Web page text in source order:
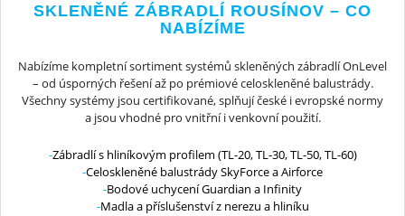
SKLENĚNÉ ZÁBRADLÍ ROUSÍNOV – CO
NABÍZÍME
Nabízíme kompletní sortiment systémů skleněných zábradlí OnLevel
– od úsporných řešení až po prémiové celoskleněné balustrády.
Všechny systémy jsou certifikované, splňují české i evropské normy
a jsou vhodné pro vnitřní i venkovní použití.
Zábradlí s hliníkovým profilem (TL-20, TL-30, TL-50, TL-60)
Celoskleněné balustrády SkyForce a Airforce
Bodové uchycení Guardian a Infinity
Madla a příslušenství z nerezu a hliníku